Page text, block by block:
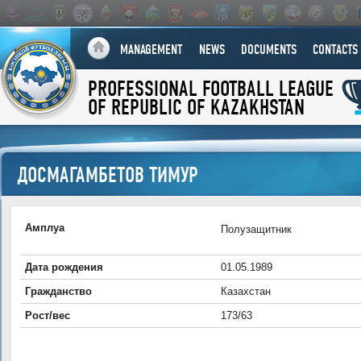
MANAGEMENT NEWS DOCUMENTS CONTACTS
PROFESSIONAL FOOTBALL LEAGUE
OF REPUBLIC OF KAZAKHSTAN
ДОСМАГАМБЕТОВ ТИМУР
Амплуа Полузащитник
Дата рождения
01.05.1989
Гражданство
Казахстан
Рост/вес
173/63